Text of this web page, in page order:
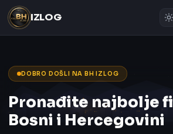
IZLOG
DOBRO DOŠLI NA BH IZLOG
Pronađite najbolje
Bosni i Hercegovini